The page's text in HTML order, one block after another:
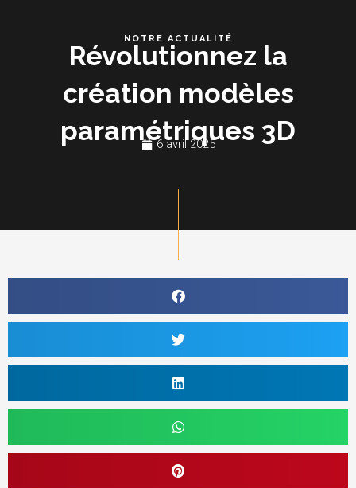
NOTRE ACTUALITÉ
Révolutionnez la
création modèles
paramétriques 3D
6 avril 2025